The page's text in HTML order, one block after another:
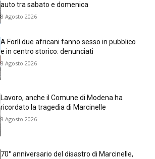
auto tra sabato e domenica
8 Agosto 2026
A Forlì due africani fanno sesso in pubblico
e in centro storico: denunciati
8 Agosto 2026
Lavoro, anche il Comune di Modena ha
ricordato la tragedia di Marcinelle
8 Agosto 2026
70° anniversario del disastro di Marcinelle,